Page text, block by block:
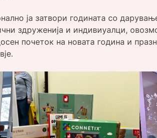
ја затвори годината со
здруженија и индивиуалци,
почеток на новата година и